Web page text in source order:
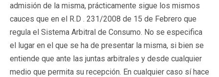
admisión de la misma, prácticamente sigue los mismos
cauces que en el R.D . 231/2008 de 15 de Febrero que
regula el Sistema Arbitral de Consumo. No se especifica
el lugar en el que se ha de presentar la misma, si bien se
entiende que ante las juntas arbitrales y desde cualquier
medio que permita su recepción. En cualquier caso sí hace